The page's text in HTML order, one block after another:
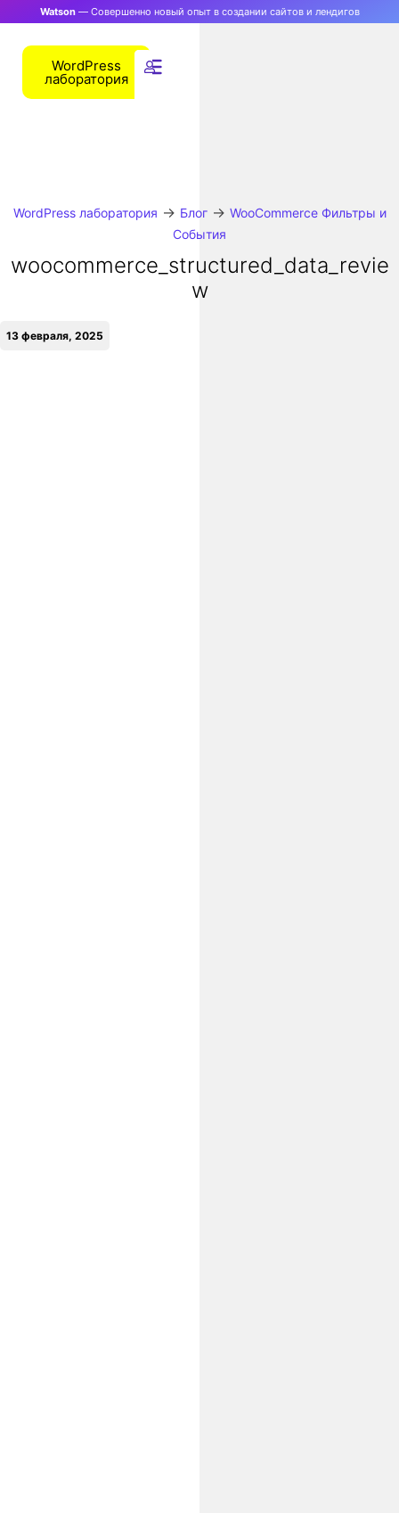
Watson— Совершенно новый опыт в создании сайтов и лендигов
WordPress
лаборатория
WordPress лаборатория → Блог→ WooCommerce Фильтры и
События
woocommerce_structured_data_revie
w
13 февраля, 2025